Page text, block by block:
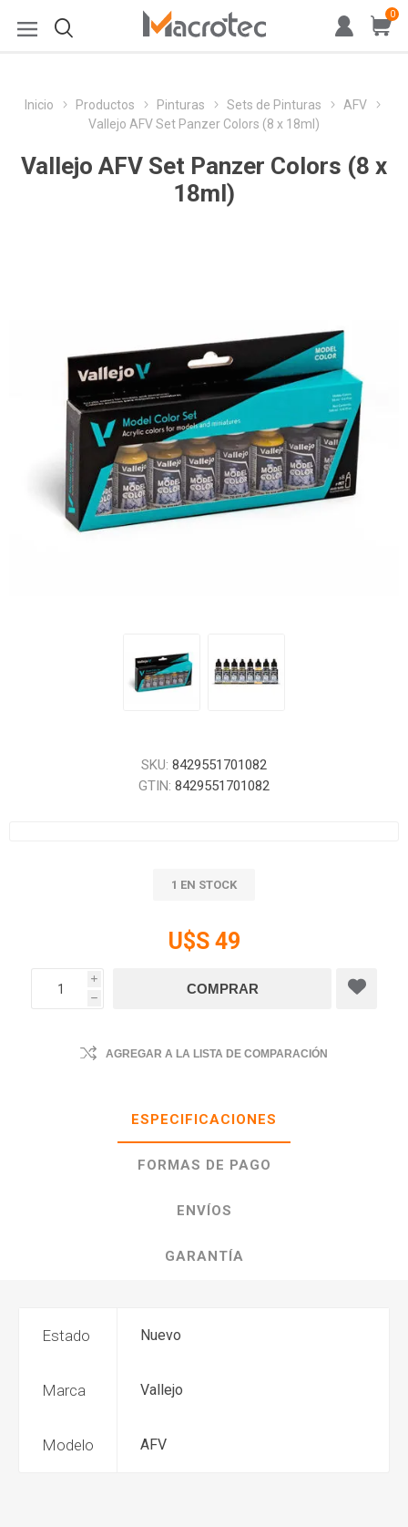
0
Inicio Productos Pinturas Sets de Pinturas
AFV
Vallejo AFV Set Panzer Colors (8 x 18ml)
Vallejo AFV Set Panzer Colors (8 x
18ml)
SKU: 8429551701082
GTIN: 8429551701082
1 EN STOCK
U$S 49
i
h
AGREGAR A LA LISTA DE COMPARACIÓN
ESPECIFICACIONES
FORMAS DE PAGO
ENVÍOS
GARANTÍA
Estado Nuevo
Marca Vallejo
Modelo AFV